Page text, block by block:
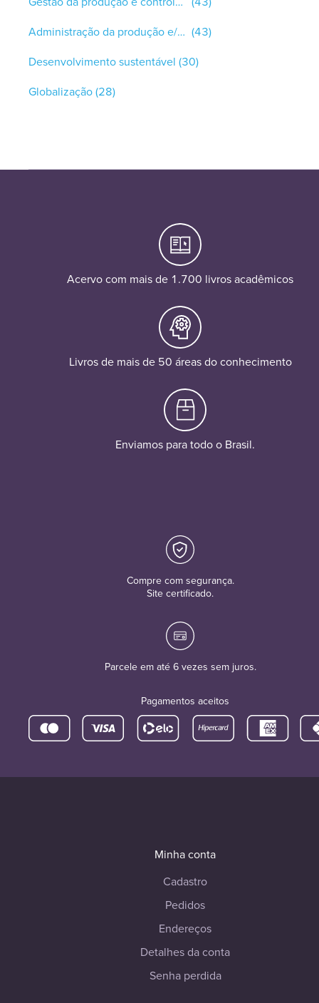
Administração da produção e/ou controle de qualidade (43)
Desenvolvimento sustentável (30)
Globalização(28)
Acervo com mais de 1.700 livros acadêmicos
Livros de mais de 50 áreas do conhecimento
Enviamos para todo o Brasil.
Compre com segurança.
Site certificado.
Parcele em até 6 vezes sem juros.
Pagamentos aceitos
Minha conta
Cadastro
Pedidos
Endereços
Detalhes da conta
Senha perdida